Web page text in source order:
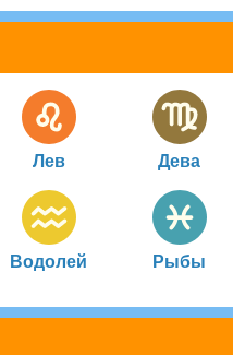
Лев Дева
Водолей Рыбы